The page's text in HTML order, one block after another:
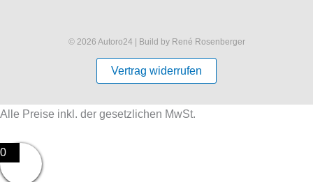
© 2026 Autoro24 | Build by René Rosenberger
Vertrag widerrufen
Alle Preise inkl. der gesetzlichen MwSt.
0